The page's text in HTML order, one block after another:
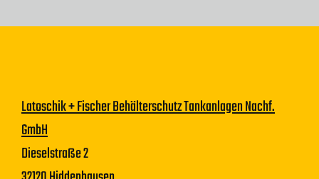
Latoschik + Fischer Behälterschutz Tankanlagen Nachf.
GmbH
Dieselstraße 2